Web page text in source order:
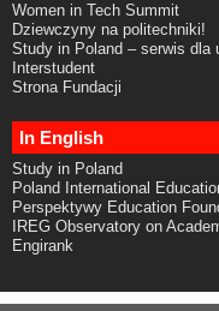
Women in Tech Summit
Dziewczyny na politechniki!
Study in Poland – serwis dla
Interstudent
Strona Fundacji
In English
Study in Poland
Poland International
Perspektywy Education
IREG Observatory on
Engirank